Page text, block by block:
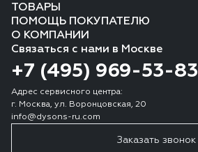
ТОВАРЫ
ПОМОЩЬ ПОКУПАТЕЛЮ
О КОМПАНИИ
Связаться с нами в Москве
+7 (495) 969-53-83
Адрес сервисного центра:
г. Москва, ул. Воронцовская, 20
info@dysons-ru.com
Заказать звонок